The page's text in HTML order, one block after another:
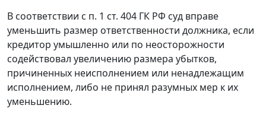
В соответствии с п. 1 ст. 404 ГК РФ суд вправе
уменьшить размер ответственности должника, если
кредитор умышленно или по неосторожности
содействовал увеличению размера убытков,
причиненных неисполнением или ненадлежащим
исполнением, либо не принял разумных мер к их
уменьшению.